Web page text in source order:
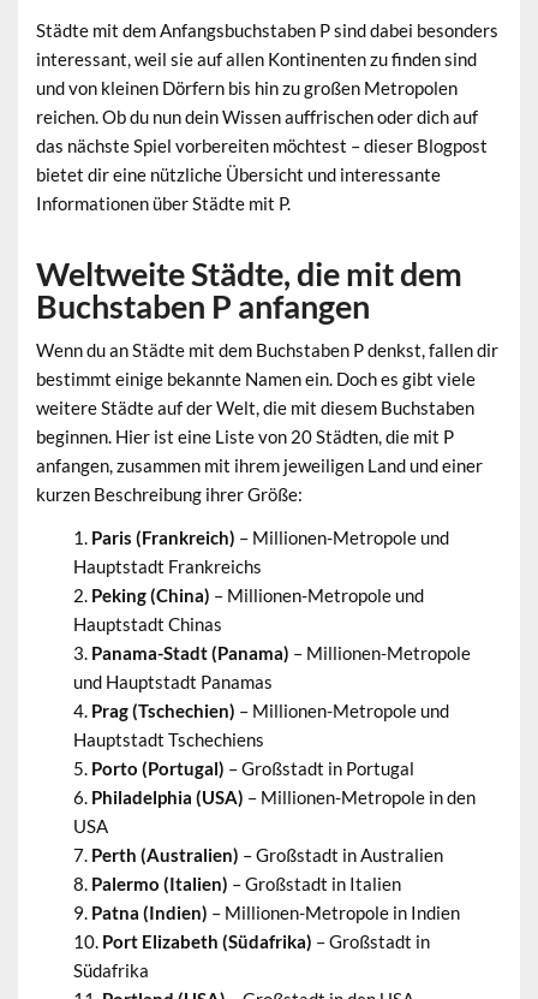
Städte mit dem Anfangsbuchstaben P sind dabei besonders
interessant, weil sie auf allen Kontinenten zu finden sind
und von kleinen Dörfern bis hin zu großen Metropolen
reichen. Ob du nun dein Wissen auffrischen oder dich auf
das nächste Spiel vorbereiten möchtest – dieser Blogpost
bietet dir eine nützliche Übersicht und interessante
Informationen über Städte mit P.
Weltweite Städte, die mit dem
Buchstaben P anfangen
Wenn du an Städte mit dem Buchstaben P denkst, fallen dir
bestimmt einige bekannte Namen ein. Doch es gibt viele
weitere Städte auf der Welt, die mit diesem Buchstaben
beginnen. Hier ist eine Liste von 20 Städten, die mit P
anfangen, zusammen mit ihrem jeweiligen Land und einer
kurzen Beschreibung ihrer Größe:
Paris (Frankreich) – Millionen-Metropole und
Hauptstadt Frankreichs
Peking (China) – Millionen-Metropole und
Hauptstadt Chinas
Panama-Stadt (Panama) – Millionen-Metropole
und Hauptstadt Panamas
Prag (Tschechien) – Millionen-Metropole und
Hauptstadt Tschechiens
Porto (Portugal) – Großstadt in Portugal
Philadelphia (USA) – Millionen-Metropole in den
USA
Perth (Australien) – Großstadt in Australien
Palermo (Italien) – Großstadt in Italien
Patna (Indien) – Millionen-Metropole in Indien
Port Elizabeth (Südafrika) – Großstadt in
Südafrika